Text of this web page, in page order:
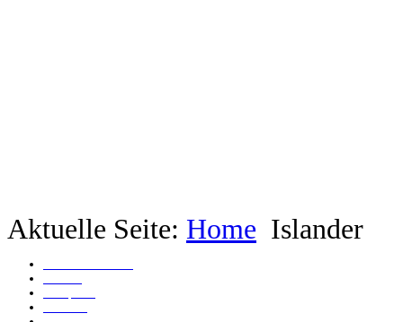
Aktuelle Seite: Home Islander